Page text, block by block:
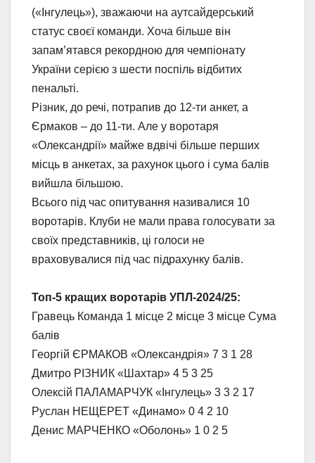
(«Інгулець»), зважаючи на аутсайдерський
статус своєї команди. Хоча більше він
запам’ятався рекордною для чемпіонату
України серією з шести поспіль відбитих
пенальті.
Різник, до речі, потрапив до 12-ти анкет, а
Єрмаков – до 11-ти. Але у воротаря
«Олександрії» майже вдвічі більше перших
місць в анкетах, за рахунок цього і сума балів
вийшла більшою.
Всього під час опитування називалися 10
воротарів. Клуби не мали права голосувати за
своїх представників, ці голоси не
враховувалися під час підрахунку балів.
Топ-5 кращих воротарів УПЛ-2024/25:
Гравець Команда 1 місце 2 місце 3 місце Сума
балів
Георгій ЄРМАКОВ «Олександрія» 7 3 1 28
Дмитро РІЗНИК «Шахтар» 4 5 3 25
Олексій ПАЛАМАРЧУК «Інгулець» 3 3 2 17
Руслан НЕЩЕРЕТ «Динамо» 0 4 2 10
Денис МАРЧЕНКО «Оболонь» 1 0 2 5